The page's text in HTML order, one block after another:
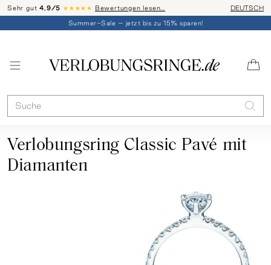
Sehr gut4,9/5 ★★★★★ Bewertungen lesen… Telefon-
DEUTSCH
Summer-Sale – jetzt bis zu 15% sparen!
Verlobungsring Classic Pavé mit
Diamanten